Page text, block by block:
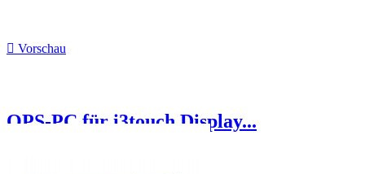
 Vorschau
OPS-PC für i3touch Display...